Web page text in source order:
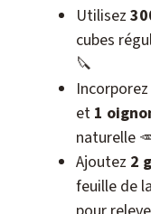
Utilisez
cubes
🔪
Incorporez
et 1
naturelle
Ajoutez 2
feuille de